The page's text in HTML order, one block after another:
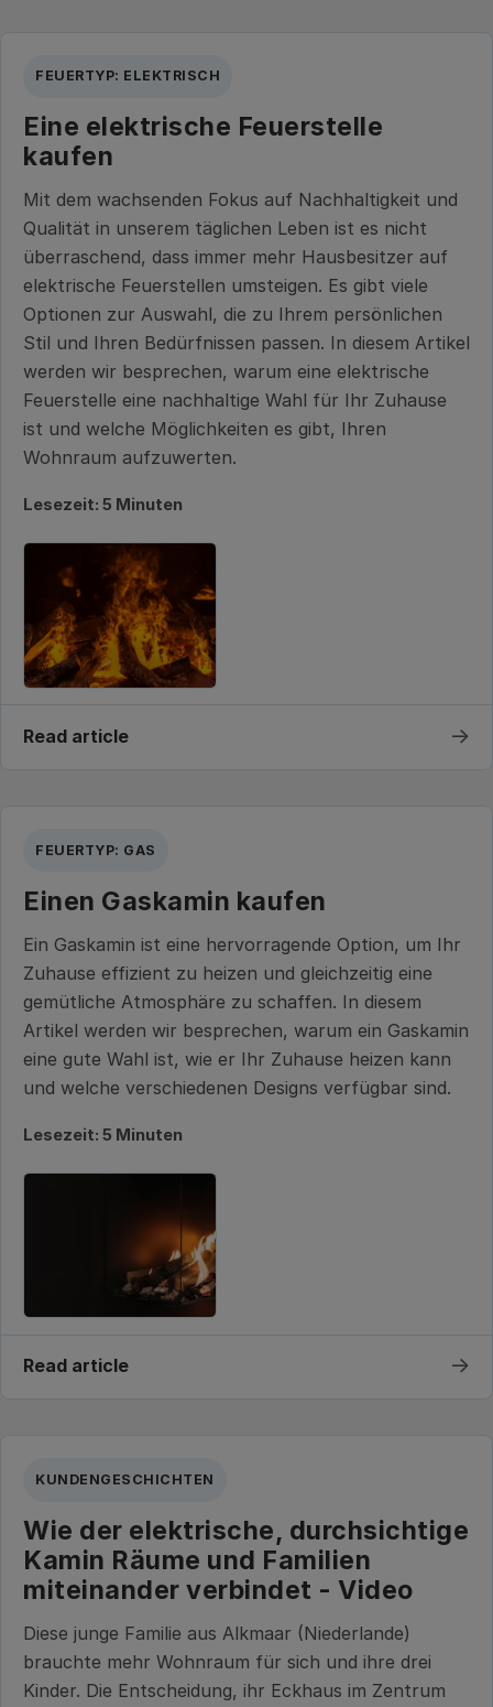
FEUERTYP: ELEKTRISCH
Eine elektrische Feuerstelle
kaufen
Mit dem wachsenden Fokus auf Nachhaltigkeit und
Qualität in unserem täglichen Leben ist es nicht
überraschend, dass immer mehr Hausbesitzer auf
elektrische Feuerstellen umsteigen. Es gibt viele
Optionen zur Auswahl, die zu Ihrem persönlichen
Stil und Ihren Bedürfnissen passen. In diesem Artikel
werden wir besprechen, warum eine elektrische
Feuerstelle eine nachhaltige Wahl für Ihr Zuhause
ist und welche Möglichkeiten es gibt, Ihren
Wohnraum aufzuwerten.
Lesezeit: 5 Minuten
Read article →
FEUERTYP: GAS
Einen Gaskamin kaufen
Ein Gaskamin ist eine hervorragende Option, um Ihr
Zuhause effizient zu heizen und gleichzeitig eine
gemütliche Atmosphäre zu schaffen. In diesem
Artikel werden wir besprechen, warum ein Gaskamin
eine gute Wahl ist, wie er Ihr Zuhause heizen kann
und welche verschiedenen Designs verfügbar sind.
Lesezeit: 5 Minuten
Read article →
KUNDENGESCHICHTEN
Wie der elektrische, durchsichtige
Kamin Räume und Familien
miteinander verbindet - Video
Diese junge Familie aus Alkmaar (Niederlande)
brauchte mehr Wohnraum für sich und ihre drei
Kinder. Die Entscheidung, ihr Eckhaus im Zentrum